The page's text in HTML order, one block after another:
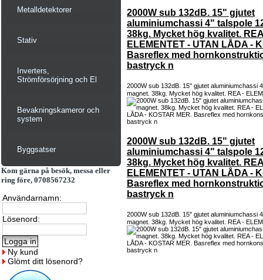
Metalldetektorer
Stativ
Inverters,
Strömförsörjning och El
Bevakningskameror och
system
Byggsatser
Kom gärna på besök, messa eller
ring före, 0708567232
Användarnamn:
Lösenord:
Ny kund
Glömt ditt lösenord?
2000W sub 132dB. 15" gjutet
aluminiumchassi 4" talspole
38kg. Mycket hög kvalitet.
ELEMENTET - UTAN LÅDA -
Basreflex med
bastryck n
2000W sub 132dB. 15" gjutet aluminiumchassi
magnet. 38kg. Mycket hög kvalitet. REA -
2000W sub 132dB. 15" gjutet
aluminiumchassi 4" talspole
38kg. Mycket hög kvalitet.
ELEMENTET - UTAN LÅDA -
Basreflex med
bastryck n
2000W sub 132dB. 15" gjutet aluminiumchassi
magnet. 38kg. Mycket hög kvalitet. REA -